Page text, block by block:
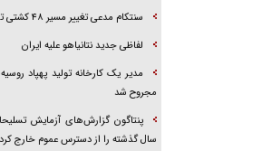
سنتکام مدعی تغییر مسیر ۴۸ کشتی تجاری شد
لفاظی جدید نتانیاهو علیه ایران
مدیر یک کارخانه تولید پهپاد
مجروح شد
سال گذشته را از دسترس عموم خارج کرد